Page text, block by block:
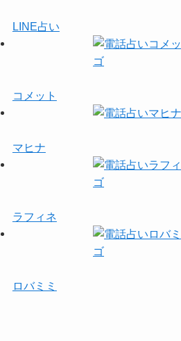
LINE占い
コメット
マヒナ
ラフィネ
ロバミミ